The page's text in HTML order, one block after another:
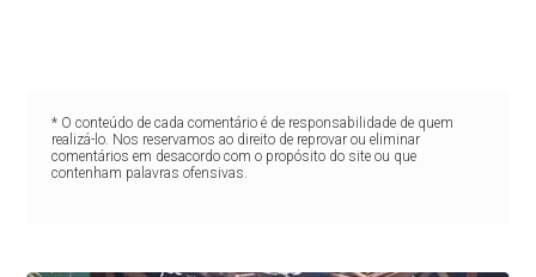
* O conteúdo de cada comentário é de responsabilidade de quem
realizá-lo. Nos reservamos ao direito de reprovar ou eliminar
comentários em desacordo com o propósito do site ou que
contenham palavras ofensivas.